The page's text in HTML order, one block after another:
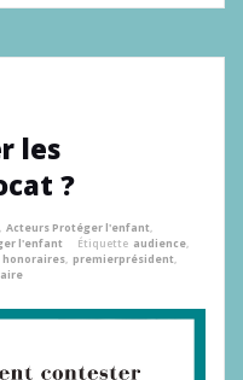
les
?
, Acteurs Protéger l'enfant,
l'enfant Étiquette audience,
honoraires, premierprésident,